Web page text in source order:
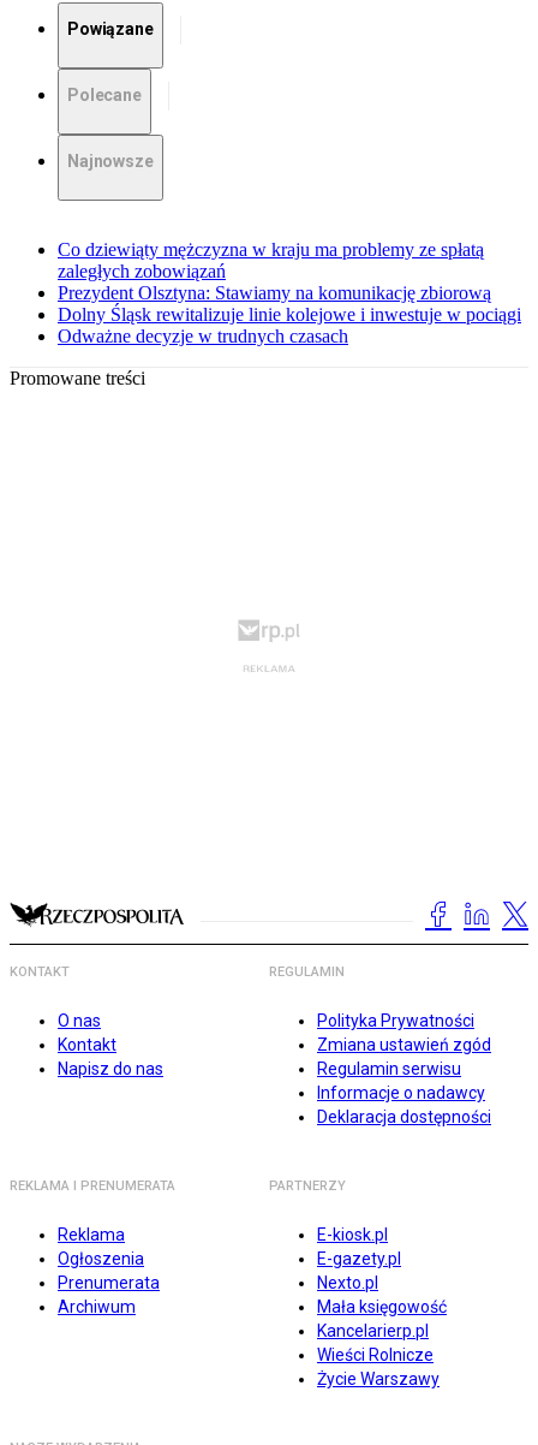
Powiązane
Polecane
Najnowsze
Co dziewiąty mężczyzna w kraju ma problemy ze spłatą
zaległych zobowiązań
Prezydent Olsztyna: Stawiamy na komunikację zbiorową
Dolny Śląsk rewitalizuje linie kolejowe i inwestuje w pociągi
Odważne decyzje w trudnych czasach
Promowane treści
KONTAKT
O nas
Kontakt
Napisz do nas
REGULAMIN
Polityka Prywatności
Zmiana ustawień zgód
Regulamin serwisu
Informacje o nadawcy
Deklaracja dostępności
REKLAMA I PRENUMERATA
Reklama
Ogłoszenia
Prenumerata
Archiwum
PARTNERZY
E-kiosk.pl
E-gazety.pl
Nexto.pl
Mała księgowość
Kancelarierp.pl
Wieści Rolnicze
Życie Warszawy